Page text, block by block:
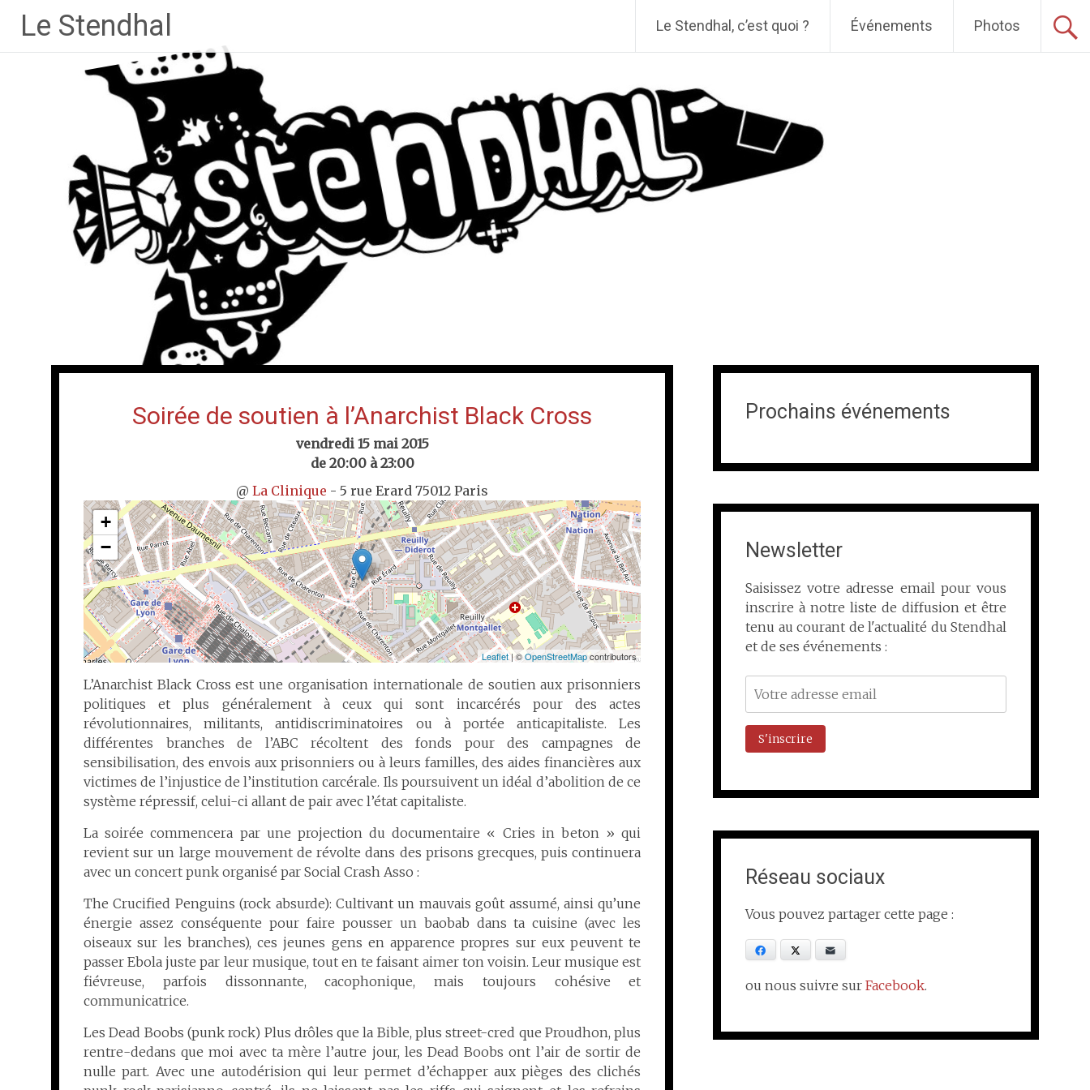
contenu
Le Stendhal Le Stendhal, c’est quoi ? Événements Photos
Soirée de soutien à l’Anarchist Black Cross
vendredi 15 mai 2015
de 20:00 à 23:00
@La Clinique - 5 rue Erard 75012 Paris
+
−
Leaflet| ©OpenStreetMapcontributors
L’Anarchist Black Cross est une organisation internationale de soutien aux prisonniers
politiques et plus généralement à ceux qui sont incarcérés pour des actes
révolutionnaires, militants, antidiscriminatoires ou à portée anticapitaliste. Les
différentes branches de l’ABC récoltent des fonds pour des campagnes de
sensibilisation, des envois aux prisonniers ou à leurs familles, des aides financières aux
victimes de l’injustice de l’institution carcérale. Ils poursuivent un idéal d’abolition de ce
système répressif, celui-ci allant de pair avec l’état capitaliste.
La soirée commencera par une projection du documentaire « Cries in beton » qui
revient sur un large mouvement de révolte dans des prisons grecques, puis continuera
avec un concert punk organisé par Social Crash Asso :
The Crucified Penguins (rock absurde): Cultivant un mauvais goût assumé, ainsi qu’une
énergie assez conséquente pour faire pousser un baobab dans ta cuisine (avec les
oiseaux sur les branches), ces jeunes gens en apparence propres sur eux peuvent te
passer Ebola juste par leur musique, tout en te faisant aimer ton voisin. Leur musique est
fiévreuse, parfois dissonnante, cacophonique, mais toujours cohésive et
communicatrice.
Les Dead Boobs (punk rock) Plus drôles que la Bible, plus street-cred que Proudhon, plus
rentre-dedans que moi avec ta mère l’autre jour, les Dead Boobs ont l’air de sortir de
nulle part. Avec une autodérision qui leur permet d’échapper aux pièges des clichés
Prochains événements
Newsletter
Saisissez votre adresse email pour vous
inscrire à notre liste de diffusion et être
tenu au courant de l'actualité du Stendhal
et de ses événements :
Réseau sociaux
Vous pouvez partager cette page :
Facebook
ou nous suivre surFacebook.